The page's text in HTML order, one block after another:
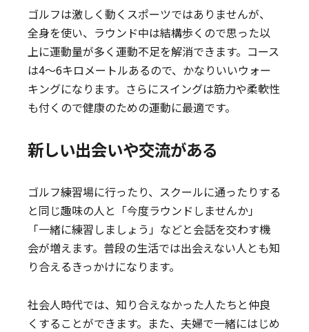
ゴルフは激しく動くスポーツではありませんが、
全身を使い、ラウンド中は結構歩くので思った以
上に運動量が多く運動不足を解消できます。コース
は4〜6キロメートルあるので、かなりいいウォー
キングになります。さらにスイングは筋力や柔軟性
も付くので健康のための運動に最適です。
新しい出会いや交流がある
ゴルフ練習場に行ったり、スクールに通ったりする
と同じ趣味の人と「今度ラウンドしませんか」
「一緒に練習しましょう」などと会話を交わす機
会が増えます。普段の生活では出会えない人とも知
り合えるきっかけになります。
社会人時代では、知り合えなかった人たちと仲良
くすることができます。また、夫婦で一緒にはじめ